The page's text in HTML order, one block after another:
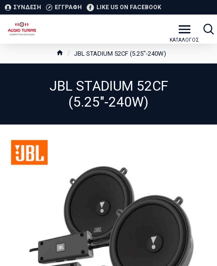
ΣΥΝΔΕΣΗ ΕΓΓΡΑΦΗ LIKE US ON FACEBOOK
JBL STADIUM 52CF (5.25"-240W)
JBL STADIUM 52CF
(5.25"-240W)